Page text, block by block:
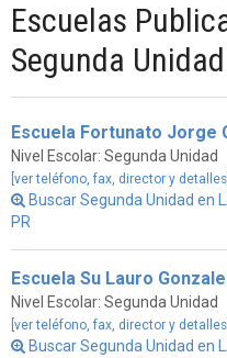
Escuelas
Segunda
Escuela Fortunato Jorge
Nivel Escolar: Segunda Unidad
[ver teléfono, fax, director y detalles]
Buscar Segunda Unidad en
PR
Escuela Su Lauro
Nivel Escolar: Segunda Unidad
[ver teléfono, fax, director y detalles]
Buscar Segunda Unidad en